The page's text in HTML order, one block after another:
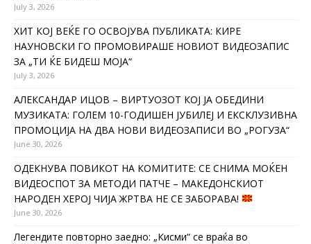
July 3, 2026
ХИТ КОЈ ВЕЌЕ ГО ОСВОЈУВА ПУБЛИКАТА: КИРЕ
НАУНОВСКИ ГО ПРОМОВИРАШЕ НОВИОТ ВИДЕОЗАПИС
ЗА „ТИ ЌЕ БИДЕШ МОЈА“
July 3, 2026
АЛЕКСАНДАР ИЦОВ – ВИРТУОЗОТ КОЈ ЈА ОБЕДИНИ
МУЗИКАТА: ГОЛЕМ 10-ГОДИШЕН ЈУБИЛЕЈ И ЕКСКЛУЗИВНА
ПРОМОЦИЈА НА ДВА НОВИ ВИДЕОЗАПИСИ ВО „РОГУЗА“
June 30, 2026
ОДЕКНУВА ПОВИКОТ НА КОМИТИТЕ: СЕ СНИМА МОЌЕН
ВИДЕОСПОТ ЗА МЕТОДИ ПАТЧЕ – МАКЕДОНСКИОТ
НАРОДЕН ХЕРОЈ ЧИЈА ЖРТВА НЕ СЕ ЗАБОРАВА!
June 30, 2026
Легендите повторно заедно: „Кисми“ се враќа во